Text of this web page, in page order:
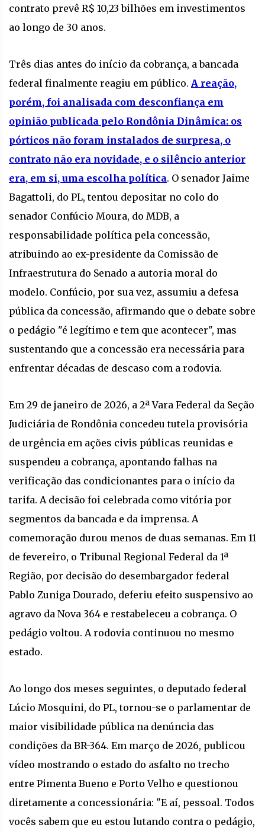
contrato prevê R$ 10,23 bilhões em investimentos
ao longo de 30 anos.
Três dias antes do início da cobrança, a bancada
federal finalmente reagiu em público. A reação,
porém, foi analisada com desconfiança em
opinião publicada pelo Rondônia Dinâmica: os
pórticos não foram instalados de surpresa, o
contrato não era novidade, e o silêncio anterior
era, em si, uma escolha política. O senador Jaime
Bagattoli, do PL, tentou depositar no colo do
senador Confúcio Moura, do MDB, a
responsabilidade política pela concessão,
atribuindo ao ex-presidente da Comissão de
Infraestrutura do Senado a autoria moral do
modelo. Confúcio, por sua vez, assumiu a defesa
pública da concessão, afirmando que o debate sobre
o pedágio "é legítimo e tem que acontecer", mas
sustentando que a concessão era necessária para
enfrentar décadas de descaso com a rodovia.
Em 29 de janeiro de 2026, a 2ª Vara Federal da Seção
Judiciária de Rondônia concedeu tutela provisória
de urgência em ações civis públicas reunidas e
suspendeu a cobrança, apontando falhas na
verificação das condicionantes para o início da
tarifa. A decisão foi celebrada como vitória por
segmentos da bancada e da imprensa. A
comemoração durou menos de duas semanas. Em 11
de fevereiro, o Tribunal Regional Federal da 1ª
Região, por decisão do desembargador federal
Pablo Zuniga Dourado, deferiu efeito suspensivo ao
agravo da Nova 364 e restabeleceu a cobrança. O
pedágio voltou. A rodovia continuou no mesmo
estado.
Ao longo dos meses seguintes, o deputado federal
Lúcio Mosquini, do PL, tornou-se o parlamentar de
maior visibilidade pública na denúncia das
condições da BR-364. Em março de 2026, publicou
vídeo mostrando o estado do asfalto no trecho
entre Pimenta Bueno e Porto Velho e questionou
diretamente a concessionária: "E aí, pessoal. Todos
vocês sabem que eu estou lutando contra o pedágio,